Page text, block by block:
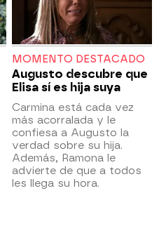
MOMENTO DESTACADO
Augusto descubre que
Elisa sí es hija suya
Carmina está cada vez
más acorralada y le
confiesa a Augusto la
verdad sobre su hija.
Además, Ramona le
advierte de que a todos
les llega su hora.